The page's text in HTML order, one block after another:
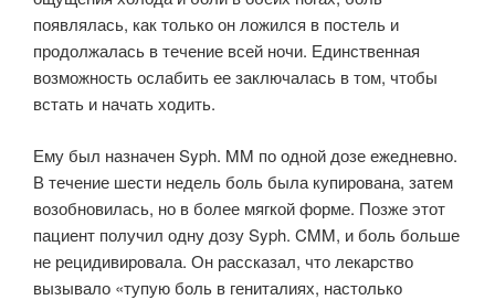
появлялась, как только он ложился в постель и
продолжалась в течение всей ночи. Единственная
возможность ослабить ее заключалась в том, чтобы
встать и начать ходить.
Ему был назначен Syph. MM по одной дозе ежедневно.
В течение шести недель боль была купирована, затем
возобновилась, но в более мягкой форме. Позже этот
пациент получил одну дозу Syph. CMM, и боль больше
не рецидивировала. Он рассказал, что лекарство
вызывало «тупую боль в гениталиях, настолько